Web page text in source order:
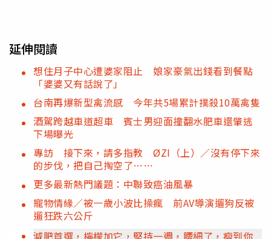
延伸閱讀
想住月子中心遭婆家阻止 娘家豪氣出錢看到餐點
「婆婆又有話說了」
台南再爆新型禽流感 今年共5場累計撲殺10萬禽隻
酒駕跨越車道超車 賓士男迎面撞翻水肥車還肇逃
下場曝光
專訪 接下來，請多指教 ØZI（上）／沒有停下來
的步伐，把自己掏空了……
更多最新熱門議題：中聯致癌油風暴
寵物情緣／被一歲小波比操瘋 前AV導演遛狗反被
遛狂跌六公斤
減肥首選，檸檬加它，堅持一週，腰細了，瘦到你